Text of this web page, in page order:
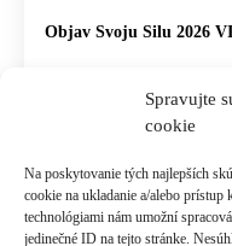
Spravujte
cookie
Na poskytovanie tých najlepších
cookie na ukladanie a/alebo
technológiami nám umožní
jedinečné ID na tejto stránke.
Objav Svoju Silu 2026